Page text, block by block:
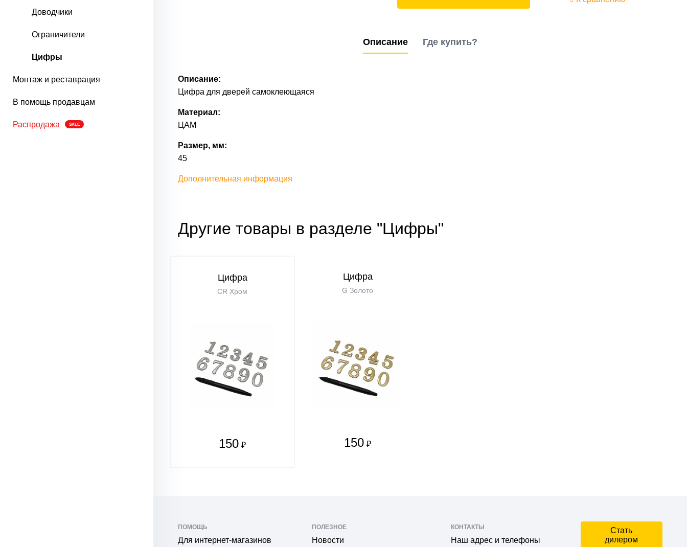
Доводчики
Ограничители
Цифры
Монтаж и реставрация
В помощь продавцам
Распродажа SALE
Описание Где купить?
Описание:
Цифра для дверей самоклеющаяся
Материал:
ЦАМ
Размер, мм:
45
Дополнительная информация
Другие товары в разделе "Цифры"
Цифра
CR Хром
150 ₽
Цифра
G Золото
150 ₽
ПОМОЩЬ
Для интернет-магазинов
ПОЛЕЗНОЕ
Новости
КОНТАКТЫ
Наш адрес и телефоны
Стать
дилером